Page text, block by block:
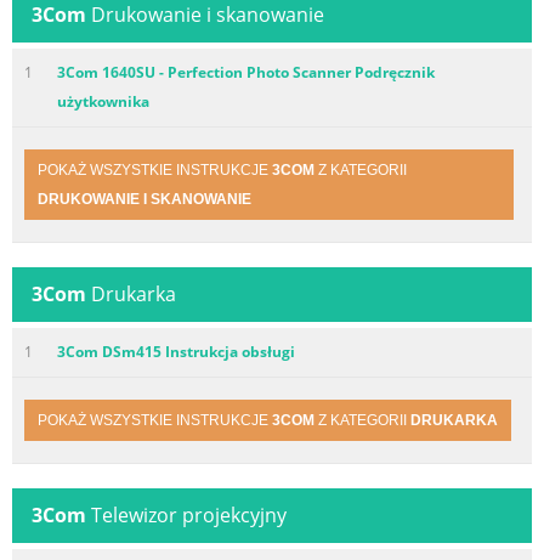
3Com Drukowanie i skanowanie
1
3Com 1640SU - Perfection Photo Scanner Podręcznik
użytkownika
POKAŻ WSZYSTKIE INSTRUKCJE 3COM Z KATEGORII
DRUKOWANIE I SKANOWANIE
3Com Drukarka
1 3Com DSm415 Instrukcja obsługi
POKAŻ WSZYSTKIE INSTRUKCJE 3COM Z KATEGORII DRUKARKA
3Com Telewizor projekcyjny